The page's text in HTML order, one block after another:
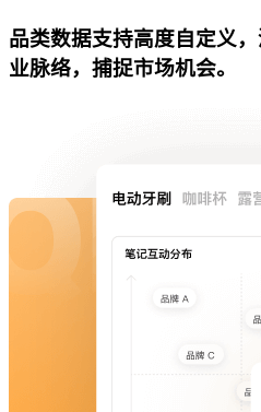
品类数据支持高度自定义
业脉络，捕捉市场机会。